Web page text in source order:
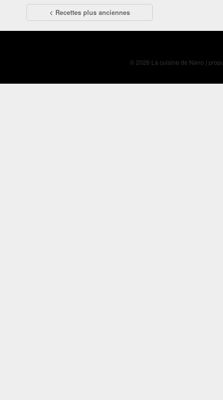
< Recettes plus anciennes
© 2026 La cuisine de Nano |